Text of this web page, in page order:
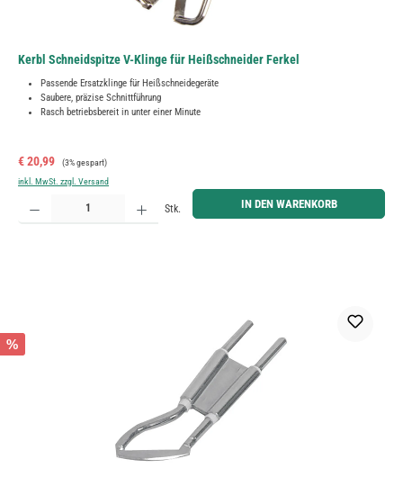
Kerbl Schneidspitze V-Klinge für Heißschneider Ferkel
Passende Ersatzklinge für Heißschneidegeräte
Saubere, präzise Schnittführung
Rasch betriebsbereit in unter einer Minute
Verkaufspreis:
€ 20,99 Regulärer Preis:
(3% gespart)
inkl. MwSt. zzgl. Versand
Produkt Anzahl: Gib den gewünschten Wert ein oder benutze die Schaltflächen um die Anzahl zu
Stk. IN DEN WARENKORB
%